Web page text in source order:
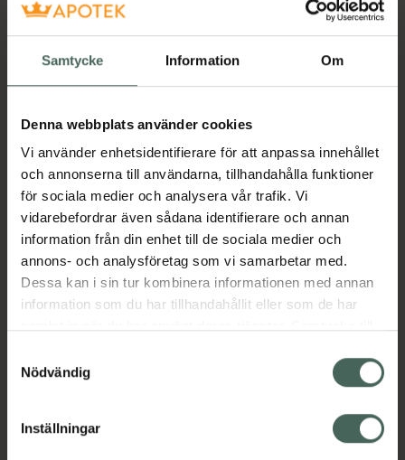
Samtycke Information Om
Denna webbplats använder cookies
Vi använder enhetsidentifierare för att anpassa innehållet
och annonserna till användarna, tillhandahålla funktioner
för sociala medier och analysera vår trafik. Vi
vidarebefordrar även sådana identifierare och annan
information från din enhet till de sociala medier och
annons- och analysföretag som vi samarbetar med.
Dessa kan i sin tur kombinera informationen med annan
information som du har tillhandahållit eller som de har
återkalla ditt samtycke via webbplatsens
cookieinställningar. Ett återkallat samtycke påverkar inte
lagligheten av behandling som skett innan återkallelsen.
Nödvändig
Inställningar
Fler produkter från Utgått
Enkel stilren tandborste från italienska Marvis.
Används med fördel tillsammans med Marvis
lyxiga tandkrämer! Passar i alla badrum!
Föredrar du en mjukare borst? Prova Marvis
Tandborste - Mjuk Borst istället. Total längd:
16 cm. Borsthuvudets längd: 3 cm
Jämförpris 2,61 kr/g
Omdömen Visa